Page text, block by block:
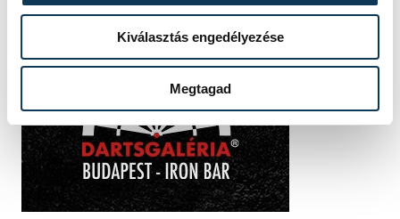
Kiválasztás engedélyezése
Megtagad